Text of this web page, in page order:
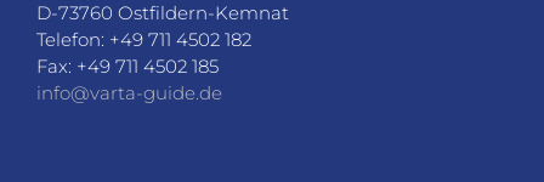
D-73760 Ostfildern-Kemnat
Telefon: +49 711 4502 182
Fax: +49 711 4502 185
info@varta-guide.de